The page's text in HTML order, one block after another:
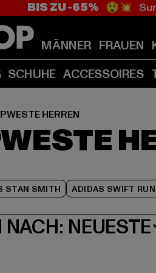
BIS ZU -65% 😲💥
MÄNNER FRAUEN
SCHUHE ACCESSOIRES
HERREN
STAN SMITH ADIDAS SWIFT RUN
NACH: NEUESTE